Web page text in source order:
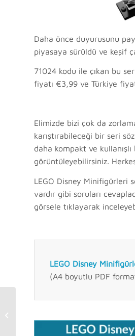
Daha önce duyurusunu
piyasaya sürüldü ve keşif
71024 kodu ile çıkan bu
fiyatı €3,99 ve Türkiye
Elimizde bizi çok da
karıştırabileceği bir seri
daha kompakt ve
görüntüleyebilirsiniz.
LEGO Disney Minifigürleri
vardır gibi soruları
görsele tıklayarak
LEGO Disney
(A4 boyutlu PDF
Set Görselleri